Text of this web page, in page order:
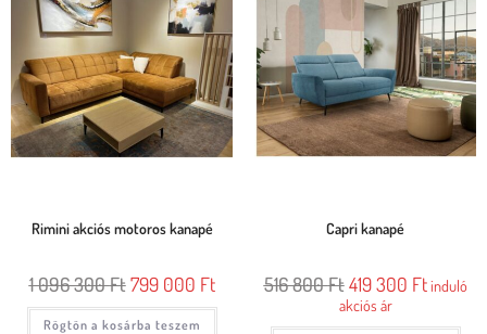
Rimini akciós motoros kanapé
1 096 300Ft 799 000 Ft
Rögtön a kosárba teszem
Capri kanapé
516 800Ft 419 300 Ftinduló
akciós ár